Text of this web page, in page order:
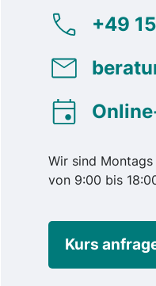
+49
Wir sind
von 9:00 bis
Kurs